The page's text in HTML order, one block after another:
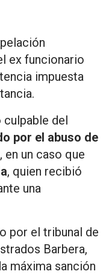
ex funcionario
impuesta
culpable del
por el abuso de
, en un caso que
, quien recibió
una
por el tribunal de
Barbera,
máxima sanción